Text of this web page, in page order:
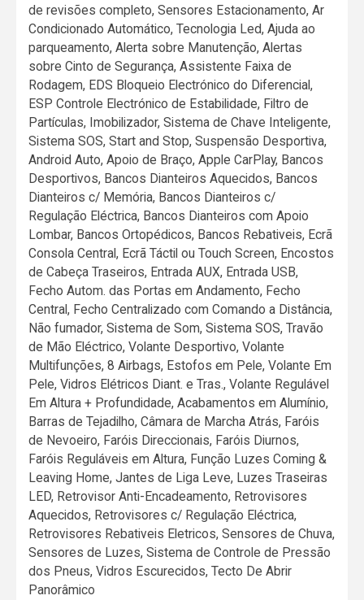
de revisões completo, Sensores Estacionamento, Ar
Condicionado Automático, Tecnologia Led, Ajuda ao
parqueamento, Alerta sobre Manutenção, Alertas
sobre Cinto de Segurança, Assistente Faixa de
Rodagem, EDS Bloqueio Electrónico do Diferencial,
ESP Controle Electrónico de Estabilidade, Filtro de
Partículas, Imobilizador, Sistema de Chave Inteligente,
Sistema SOS, Start and Stop, Suspensão Desportiva,
Android Auto, Apoio de Braço, Apple CarPlay, Bancos
Desportivos, Bancos Dianteiros Aquecidos, Bancos
Dianteiros c/ Memória, Bancos Dianteiros c/
Regulação Eléctrica, Bancos Dianteiros com Apoio
Lombar, Bancos Ortopédicos, Bancos Rebativeis, Ecrã
Consola Central, Ecrã Táctil ou Touch Screen, Encostos
de Cabeça Traseiros, Entrada AUX, Entrada USB,
Fecho Autom. das Portas em Andamento, Fecho
Central, Fecho Centralizado com Comando a Distância,
Não fumador, Sistema de Som, Sistema SOS, Travão
de Mão Eléctrico, Volante Desportivo, Volante
Multifunções, 8 Airbags, Estofos em Pele, Volante Em
Pele, Vidros Elétricos Diant. e Tras., Volante Regulável
Em Altura + Profundidade, Acabamentos em Alumínio,
Barras de Tejadilho, Câmara de Marcha Atrás, Faróis
de Nevoeiro, Faróis Direccionais, Faróis Diurnos,
Faróis Reguláveis em Altura, Função Luzes Coming &
Leaving Home, Jantes de Liga Leve, Luzes Traseiras
LED, Retrovisor Anti-Encadeamento, Retrovisores
Aquecidos, Retrovisores c/ Regulação Eléctrica,
Retrovisores Rebativeis Eletricos, Sensores de Chuva,
Sensores de Luzes, Sistema de Controle de Pressão
dos Pneus, Vidros Escurecidos, Tecto De Abrir
Panorâmico